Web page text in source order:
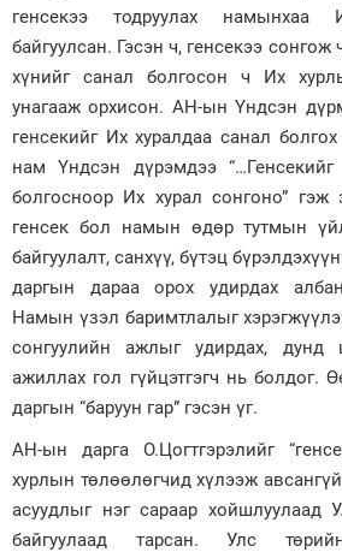
генсекээ тодруулах
байгуулсан. Гэсэн ч, генсекээ сонгож
хүнийг санал болгосон ч Их
унагааж орхисон. АН-ын Үндсэн
генсекийг Их хуралдаа санал
нам Үндсэн дүрэмдээ
болгосноор Их хурал сонгоно”
генсек бол намын өдөр тутмын
байгуулалт, санхүү, бүтэц
даргын дараа орох удирдах
Намын үзэл баримтлалыг
сонгуулийн ажлыг удирдах, дунд
ажиллах гол гүйцэтгэгч нь болдог.
даргын “баруун гар” гэсэн үг.
АН-ын дарга О.Цогтгэрэлийг
хурлын төлөөлөгчид хүлээж
асуудлыг нэг сараар хойшлуулаад
байгуулаад тарсан. Улс